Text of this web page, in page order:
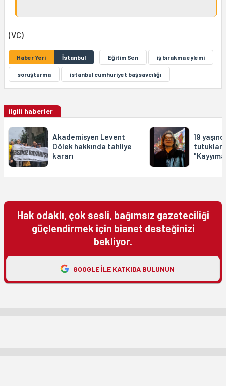
(VC)
Haber Yeri İstanbul Eğitim Sen iş bırakma eylemi
soruşturma istanbul cumhuriyet başsavcılığı
ilgili haberler
Akademisyen Levent
Dölek hakkında tahliye
kararı
19
Hak odaklı, çok sesli, bağımsız gazeteciliği
güçlendirmek için bianet desteğinizi
bekliyor.
GOOGLE ILE KATKIDA BULUNUN